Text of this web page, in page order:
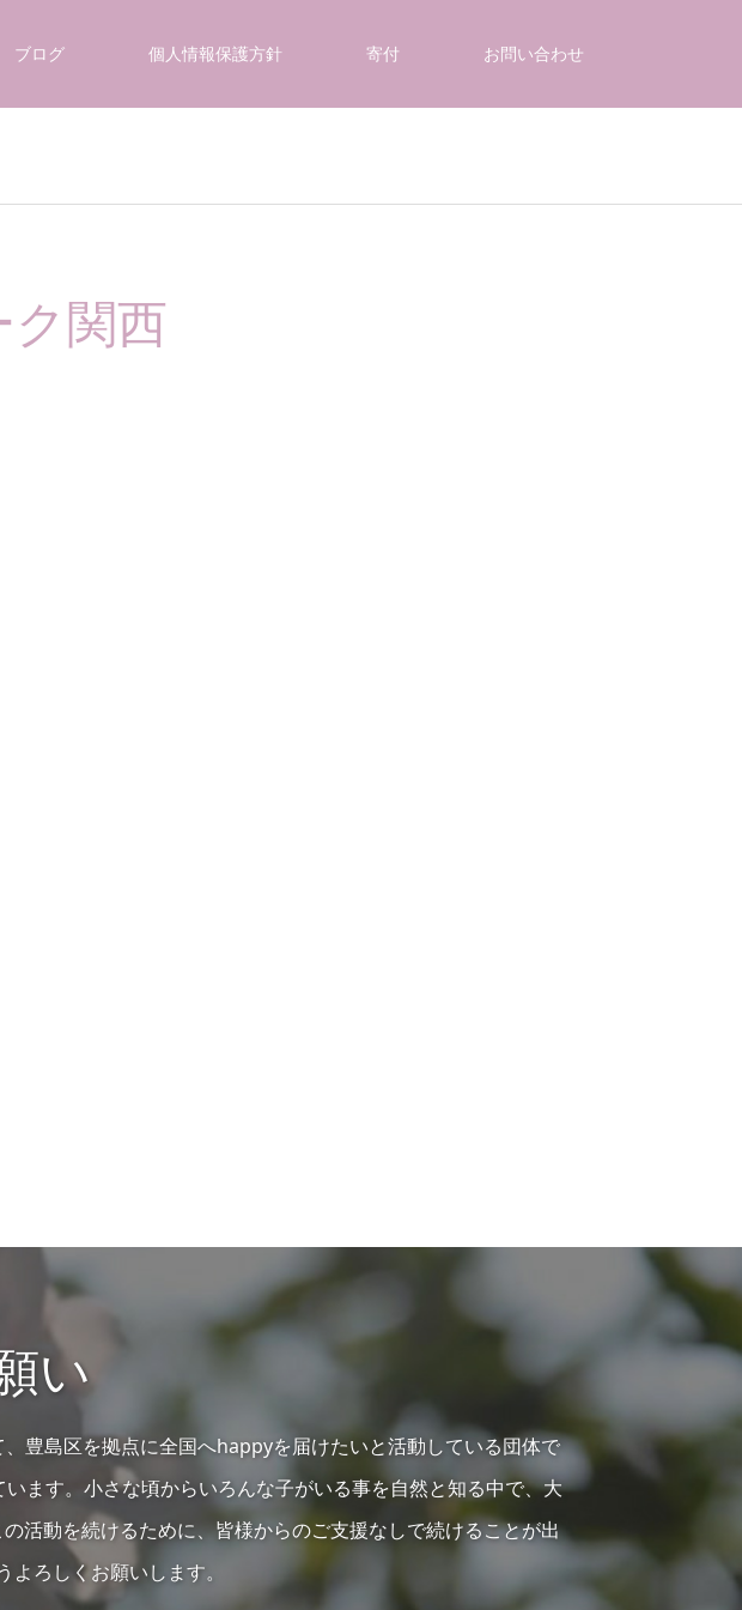
ブログ 個人情報保護方針 寄付 お問い合わせ
関西
い
豊島区を拠点に全国へhappyを届けたいと活動している団体で
ます。小さな頃からいろんな子がいる事を自然と知る中で、大
活動を続けるために、皆様からのご支援なしで続けることが出
ろしくお願いします。